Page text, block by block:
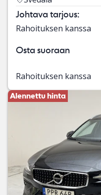
Johtava tarjous:
Rahoituksen kanssa
Osta suoraan
Rahoituksen kanssa
Alennettu hinta